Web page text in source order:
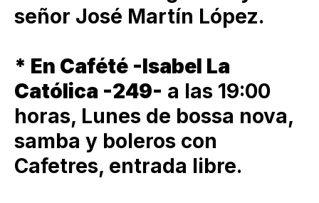
señor José Martín López.
* En Cafété -Isabel La
Católica -249- a las 19:00
horas, Lunes de bossa nova,
samba y boleros con
Cafetres, entrada libre.